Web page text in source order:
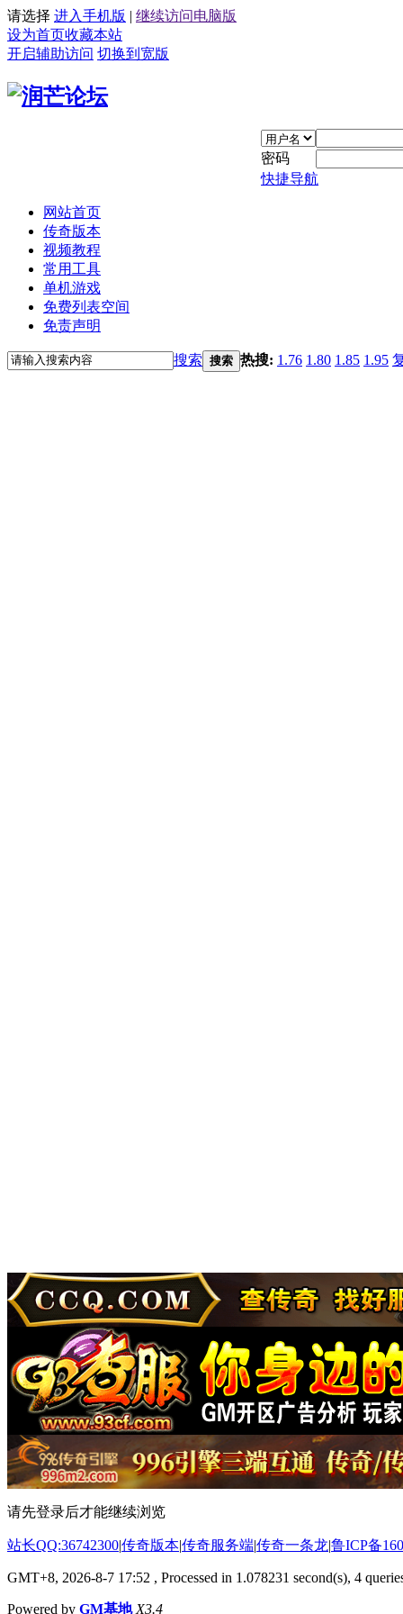
请选择 进入手机版 | 继续访问电脑版
设为首页收藏本站
开启辅助访问 切换到宽版
密码
快捷导航
网站首页
传奇版本
视频教程
常用工具
单机游戏
免费列表空间
免责声明
搜索 搜索 热搜: 1.76 1.80 1.85 1.95
请先登录后才能继续浏览
站长QQ:36742300|传奇版本|传奇服务端|传奇一条龙|鲁ICP备
GMT+8, 2026-8-7 17:52 , Processed in 1.078231 second(s), 4
Powered by GM基地 X3.4